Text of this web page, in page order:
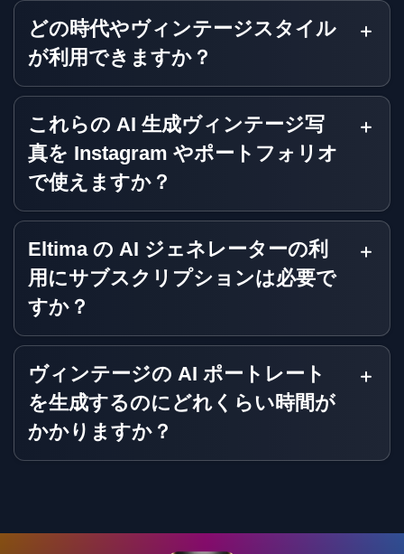
どの時代やヴィンテージスタイル
が利用できますか？
これらの AI 生成ヴィンテージ写
真を Instagram やポートフォリオ
で使えますか？
Eltima の AI ジェネレーターの利
用にサブスクリプションは必要で
すか？
ヴィンテージの AI ポートレート
を生成するのにどれくらい時間が
かかりますか？